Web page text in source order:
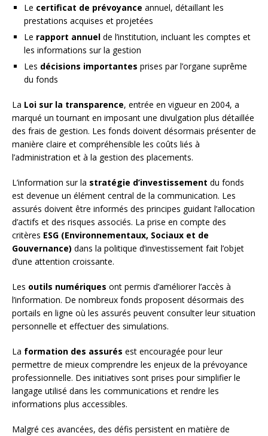
Le certificat de prévoyance annuel, détaillant les
prestations acquises et projetées
Le rapport annuel de l’institution, incluant les comptes et
les informations sur la gestion
Les décisions importantes prises par l’organe suprême
du fonds
La Loi sur la transparence, entrée en vigueur en 2004, a
marqué un tournant en imposant une divulgation plus détaillée
des frais de gestion. Les fonds doivent désormais présenter de
manière claire et compréhensible les coûts liés à
l’administration et à la gestion des placements.
L’information sur la stratégie d’investissement du fonds
est devenue un élément central de la communication. Les
assurés doivent être informés des principes guidant l’allocation
d’actifs et des risques associés. La prise en compte des
critères ESG (Environnementaux, Sociaux et de
Gouvernance) dans la politique d’investissement fait l’objet
d’une attention croissante.
Les outils numériques ont permis d’améliorer l’accès à
l’information. De nombreux fonds proposent désormais des
portails en ligne où les assurés peuvent consulter leur situation
personnelle et effectuer des simulations.
La formation des assurés est encouragée pour leur
permettre de mieux comprendre les enjeux de la prévoyance
professionnelle. Des initiatives sont prises pour simplifier le
langage utilisé dans les communications et rendre les
informations plus accessibles.
Malgré ces avancées, des défis persistent en matière de